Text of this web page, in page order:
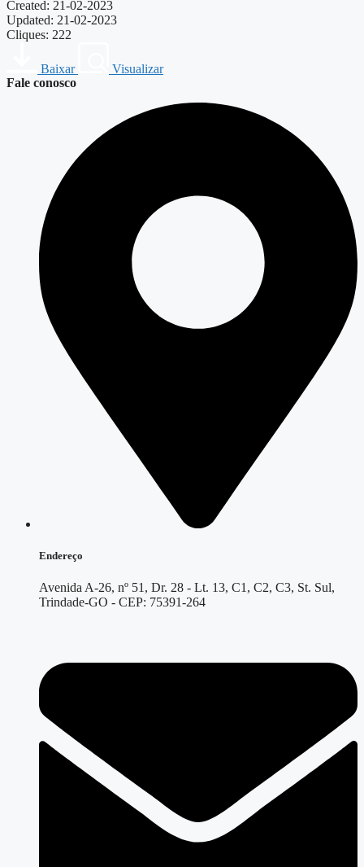
Created: 21-02-2023
Updated: 21-02-2023
Cliques: 222
Baixar
Visualizar
Fale conosco
Endereço
Avenida A-26, nº 51, Dr. 28 - Lt. 13, C1, C2, C3, St. Sul,
Trindade-GO - CEP: 75391-264